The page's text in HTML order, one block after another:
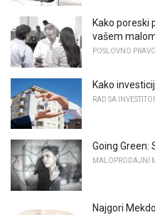
Kako poreski
vašem
POSLOVNO
Kako
RAD SA
Going Green:
MALOPRODAJNI
Najgori